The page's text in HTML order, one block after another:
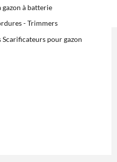
gazon à batterie
- Trimmers
pour gazon